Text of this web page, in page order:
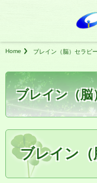
Home ブレイン（脳）セラピ
ブレイン（脳
ブレイン